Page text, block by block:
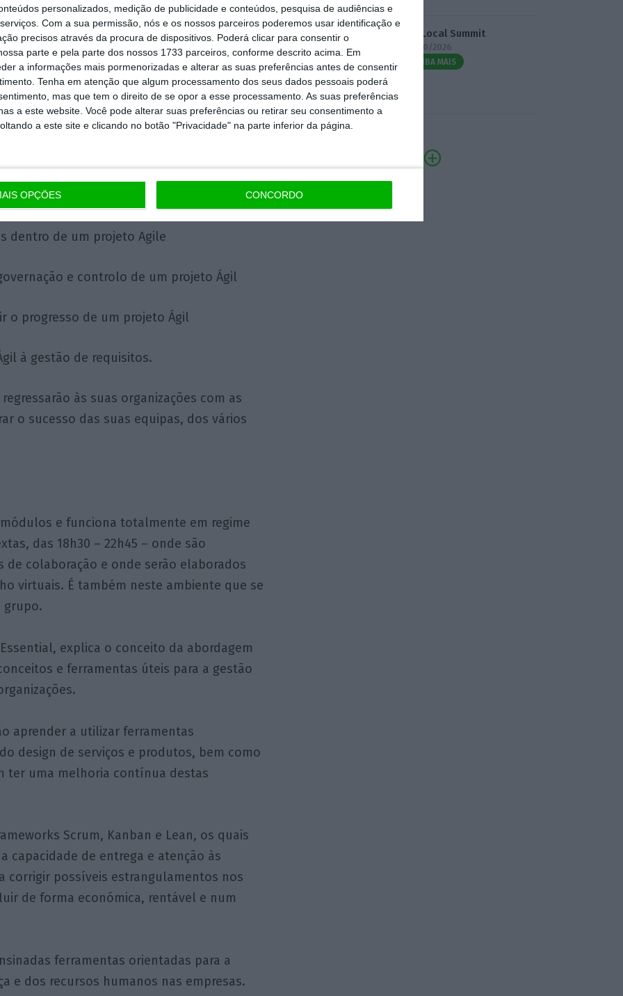
personalizados, medição de publicidade e conteúdos, pesquisa de audiências e
Com a sua permissão, nós e os nossos parceiros poderemos usar identificação e
precisos através da procura de dispositivos. Poderá clicar para consentir o
parte e pela parte dos nossos 1733 parceiros, conforme descrito acima. Em
a informações mais pormenorizadas e alterar as suas preferências antes de consentir
Tenha em atenção que algum processamento dos seus dados pessoais poderá
mas que tem o direito de se opor a esse processamento. As suas preferências
a este website. Você pode alterar suas preferências ou retirar seu consentimento a
a este site e clicando no botão "Privacidade" na parte inferior da página.
OPÇÕES CONCORDO
os participantes aprenderão a :
ao Agile numa situação de
vida de um projeto Ágil a um
num projeto
dentro de um projeto Agile
e controlo de um projeto Ágil
o progresso de um projeto Ágil
à gestão de requisitos.
às suas organizações com as
o sucesso das suas equipas, dos vários
e funciona totalmente em regime
das 18h30 – 22h45 – onde são
colaboração e onde serão elaborados
virtuais. É também neste ambiente que se
grupo.
explica o conceito da abordagem
e ferramentas úteis para a gestão
aprender a utilizar ferramentas
design de serviços e produtos, bem como
ter uma melhoria contínua destas
Scrum, Kanban e Lean, os quais
capacidade de entrega e atenção às
corrigir possíveis estrangulamentos nos
de forma económica, rentável e num
ferramentas orientadas para a
e dos recursos humanos nas empresas.
3.º Local Summit
07/10/2026
SAIBA MAIS